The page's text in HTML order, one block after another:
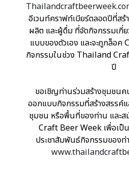
อีเวนท์คราฟท์เบียร์ตลอดปีที่ส
ผลิต และผู้ดื่ม ที่จัดกิจกรรมเกี่
แบบของตัวเอง และจะถูกล็อค
กิจกรรมในช่วง Thailand
ปี
ขอเชิญท่านร่วมสร้างชุมชน
ออกแบบกิจกรรมที่สร้างสรรค์แ
ชุมชน หรือพื้นที่ของท่าน และ
Craft Beer Week เพื่อเป็
ประชาสัมพันธ์กิจกรรมของท่